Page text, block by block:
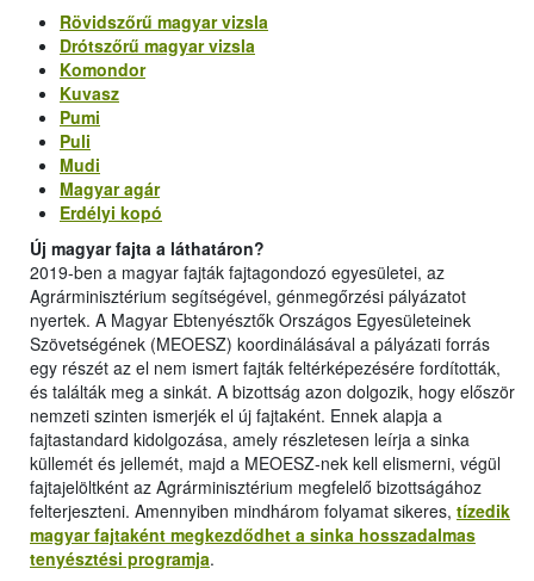
Rövidszőrű magyar vizsla
Drótszőrű magyar vizsla
Komondor
Kuvasz
Pumi
Puli
Mudi
Magyar agár
Erdélyi kopó
Új magyar fajta a láthatáron?
2019-ben a magyar fajták fajtagondozó egyesületei, az
Agrárminisztérium segítségével, génmegőrzési pályázatot
nyertek. A Magyar Ebtenyésztők Országos Egyesületeinek
Szövetségének (MEOESZ) koordinálásával a pályázati forrás
egy részét az el nem ismert fajták feltérképezésére fordították,
és találták meg a sinkát. A bizottság azon dolgozik, hogy először
nemzeti szinten ismerjék el új fajtaként. Ennek alapja a
fajtastandard kidolgozása, amely részletesen leírja a sinka
küllemét és jellemét, majd a MEOESZ-nek kell elismerni, végül
fajtajelöltként az Agrárminisztérium megfelelő bizottságához
felterjeszteni. Amennyiben mindhárom folyamat sikeres, tízedik
magyar fajtaként megkezdődhet a sinka hosszadalmas
tenyésztési programja.